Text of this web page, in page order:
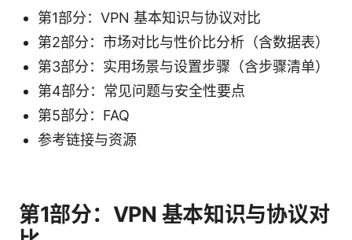
第1部分：VPN 基本知识与协议对比
第2部分：市场对比与性价比分析（含数据表）
第3部分：实用场景与设置步骤（含步骤清单）
第4部分：常见问题与安全性要点
第5部分：FAQ
参考链接与资源
第1部分：VPN 基本知识与协议对